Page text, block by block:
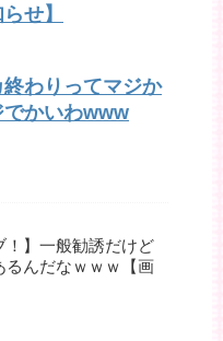
せ】
終わりってマジか
でかいわwww
！】一般勧誘だけど
るんだなｗｗｗ【画